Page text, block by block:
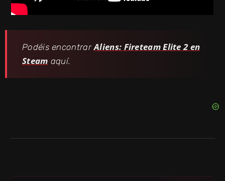
Podéis encontrarAliens: Fireteam Elite 2 en
Steam aquí.